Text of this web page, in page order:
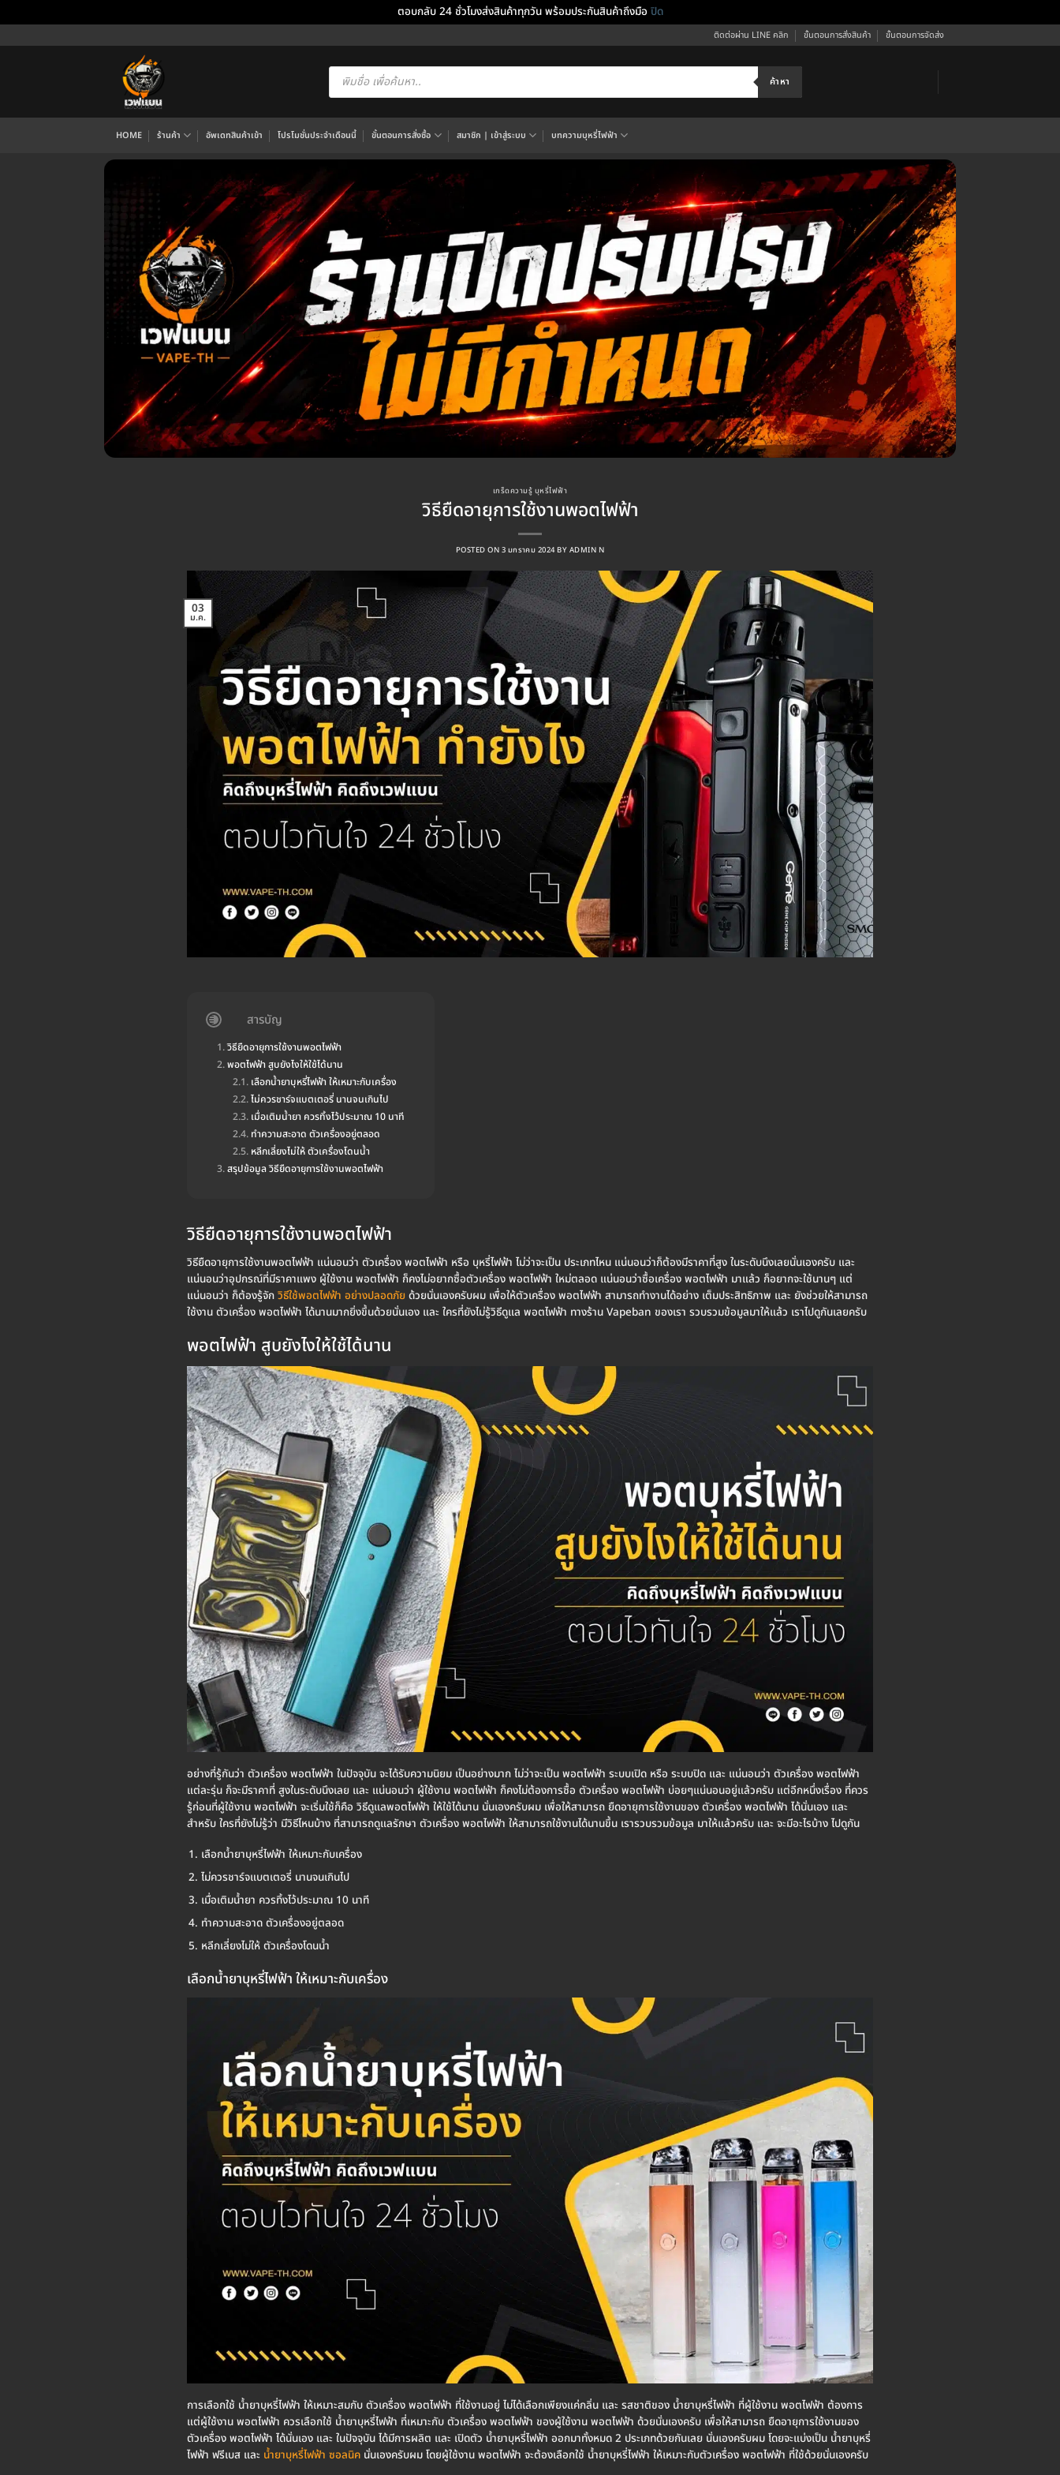
ตอบกลับ 24 ชั่วโมงส่งสินค้าทุกวัน พร้อมประกันสินค้าถึงมือ ปิด
ไป
ติดต่อผ่าน LINE คลิก ขั้นตอนการสั่งสินค้า ขั้นตอนการจัดส่ง
Products
search ค้าหา
HOME ร้านค้า อัพเดทสินค้าเข้า โปรโมชั่นประจำเดือนนี้ ขั้นตอนการสั่งซื้อ สมาชิก | เข้าสู่ระบบ บทความบุหรี่ไฟฟ้า
เกร็ดความรู้ บุหรี่ไฟฟ้า
วิธียืดอายุการใช้งานพอตไฟฟ้า
POSTED ON 3 มกราคม 2024 BY ADMIN N
03
ม.ค.
สารบัญ
วิธียืดอายุการใช้งานพอตไฟฟ้า
พอตไฟฟ้า สูบยังไงให้ใช้ได้นาน
เลือกน้ำยาบุหรี่ไฟฟ้า ให้เหมาะกับเครื่อง
ไม่ควรชาร์จแบตเตอรี่ นานจนเกินไป
เมื่อเติมน้ำยา ควรทิ้งไว้ประมาณ 10 นาที
ทำความสะอาด ตัวเครื่องอยู่ตลอด
หลีกเลี่ยงไม่ให้ ตัวเครื่องโดนน้ำ
สรุปข้อมูล วิธียืดอายุการใช้งานพอตไฟฟ้า
วิธียืดอายุการใช้งานพอตไฟฟ้า
วิธียืดอายุการใช้งานพอตไฟฟ้า แน่นอนว่า ตัวเครื่อง พอตไฟฟ้า หรือ บุหรี่ไฟฟ้า ไม่ว่าจะเป็น ประเภทไหน แน่นอนว่าก็ต้องมีราคาที่สูง ในระดับนึงเลยนั่นเองครับ และ
แน่นอนว่าอุปกรณ์ที่มีราคาแพง ผู้ใช้งาน พอตไฟฟ้า ก็คงไม่อยากซื้อตัวเครื่อง พอตไฟฟ้า ใหม่ตลอด แน่นอนว่าซื้อเครื่อง พอตไฟฟ้า มาแล้ว ก็อยากจะใช้นานๆ แต่
แน่นอนว่า ก็ต้องรู้จัก วิธีใช้พอตไฟฟ้า อย่างปลอดภัย ด้วยนั่นเองครับผม เพื่อให้ตัวเครื่อง พอตไฟฟ้า สามารถทำงานได้อย่าง เต็มประสิทธิภาพ และ ยังช่วยให้สามารถ
ใช้งาน ตัวเครื่อง พอตไฟฟ้า ได้นานมากยิ่งขึ้นด้วยนั่นเอง และ ใครที่ยังไม่รู้วิธีดูแล พอตไฟฟ้า ทางร้าน Vapeban ของเรา รวบรวมข้อมูลมาให้แล้ว เราไปดูกันเลยครับ
พอตไฟฟ้า สูบยังไงให้ใช้ได้นาน
อย่างที่รู้กันว่า ตัวเครื่อง พอตไฟฟ้า ในปัจจุบัน จะได้รับความนิยม เป็นอย่างมาก ไม่ว่าจะเป็น พอตไฟฟ้า ระบบเปิด หรือ ระบบปิด และ แน่นอนว่า ตัวเครื่อง พอตไฟฟ้า
แต่ละรุ่น ก็จะมีราคาที่ สูงในระดับนึงเลย และ แน่นอนว่า ผู้ใช้งาน พอตไฟฟ้า ก็คงไม่ต้องการซื้อ ตัวเครื่อง พอตไฟฟ้า บ่อยๆแน่นอนอยู่แล้วครับ แต่อีกหนึ่งเรื่อง ที่ควร
รู้ก่อนที่ผู้ใช้งาน พอตไฟฟ้า จะเริ่มใช้ก็คือ วิธีดูแลพอตไฟฟ้า ให้ใช้ได้นาน นั่นเองครับผม เพื่อให้สามารถ ยืดอายุการใช้งานของ ตัวเครื่อง พอตไฟฟ้า ได้นั่นเอง และ
สำหรับ ใครที่ยังไม่รู้ว่า มีวิธีไหนบ้าง ที่สามารถดูแลรักษา ตัวเครื่อง พอตไฟฟ้า ให้สามารถใช้งานได้นานขึ้น เรารวบรวมข้อมูล มาให้แล้วครับ และ จะมีอะไรบ้าง ไปดูกัน
เลือกน้ำยาบุหรี่ไฟฟ้า ให้เหมาะกับเครื่อง
ไม่ควรชาร์จแบตเตอรี่ นานจนเกินไป
เมื่อเติมน้ำยา ควรทิ้งไว้ประมาณ 10 นาที
ทำความสะอาด ตัวเครื่องอยู่ตลอด
หลีกเลี่ยงไม่ให้ ตัวเครื่องโดนน้ำ
เลือกน้ำยาบุหรี่ไฟฟ้า ให้เหมาะกับเครื่อง
การเลือกใช้ น้ำยาบุหรี่ไฟฟ้า ให้เหมาะสมกับ ตัวเครื่อง พอตไฟฟ้า ที่ใช้งานอยู่ ไม่ได้เลือกเพียงแค่กลิ่น และ รสชาติของ น้ำยาบุหรี่ไฟฟ้า ที่ผู้ใช้งาน พอตไฟฟ้า ต้องการ
แต่ผู้ใช้งาน พอตไฟฟ้า ควรเลือกใช้ น้ำยาบุหรี่ไฟฟ้า ที่เหมาะกับ ตัวเครื่อง พอตไฟฟ้า ของผู้ใช้งาน พอตไฟฟ้า ด้วยนั่นเองครับ เพื่อให้สามารถ ยืดอายุการใช้งานของ
ตัวเครื่อง พอตไฟฟ้า ได้นั่นเอง และ ในปัจจุบัน ได้มีการผลิต และ เปิดตัว น้ำยาบุหรี่ไฟฟ้า ออกมาทั้งหมด 2 ประเภทด้วยกันเลย นั่นเองครับผม โดยจะแบ่งเป็น น้ำยาบุหรี่
ไฟฟ้า ฟรีเบส และ น้ำยาบุหรี่ไฟฟ้า ซอลนิค นั่นเองครับผม โดยผู้ใช้งาน พอตไฟฟ้า จะต้องเลือกใช้ น้ำยาบุหรี่ไฟฟ้า ให้เหมาะกับตัวเครื่อง พอตไฟฟ้า ที่ใช้ด้วยนั่นเองครับ